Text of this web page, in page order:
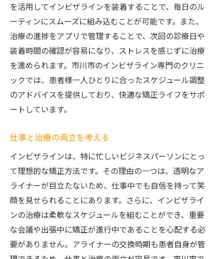
を活用してインビザラインを装着することで、毎日のル
ーティンにスムーズに組み込むことが可能です。また、
治療の進捗をアプリで管理することで、次回の診療日や
装着時間の確認が容易になり、ストレスを感じずに治療
を進められます。市川市のインビザライン専門のクリニ
ックでは、患者様一人ひとりに合ったスケジュール調整
のアドバイスを提供しており、快適な矯正ライフをサポ
ートしています。
仕事と治療の両立を考える
インビザラインは、特に忙しいビジネスパーソンにとっ
て理想的な矯正方法です。その理由の一つは、透明なア
ライナーが目立たないため、仕事中でも自信を持って笑
顔を見せられることにあります。さらに、インビザライ
ンの治療は柔軟なスケジュールを組むことができ、重要
な会議や出張中に矯正が進行中であることを心配する必
要がありません。アライナーの交換時期も患者自身が管